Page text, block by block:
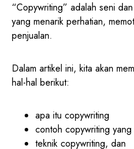
“Copywriting” adalah seni
yang menarik perhatian,
penjualan.
Dalam artikel ini, kita akan
hal-hal berikut:
apa itu copywriting
contoh copywriting
teknik copywriting, dan